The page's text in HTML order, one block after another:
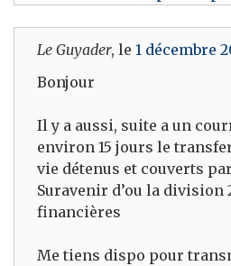
Le Guyader, le 1 décembre
Bonjour
Il y a aussi, suite a un
environ 15 jours le
vie détenus et couverts
Suravenir d’ou la division
financières
Me tiens dispo pour